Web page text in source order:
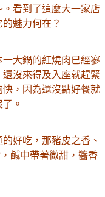
看到了這麼大一家店
魅力何在？
大鍋的紅燒肉已經寥
沒來得及入座就趕緊
，因為還沒點好餐就
。
好吃，那豬皮之香、
鹹中帶著微甜，醬香